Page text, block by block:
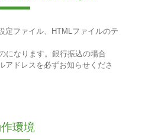
定ファイル、HTMLファイルのテ
になります。銀行振込の場合
アドレスを必ずお知らせくださ
環境